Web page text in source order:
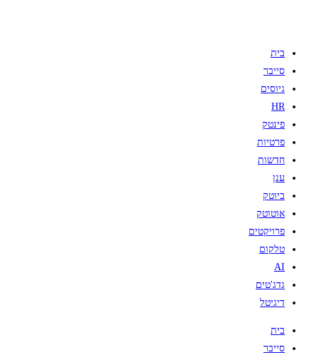
בית
סייבר
גיוסים
HR
פינטק
פרטיות
חדשות
ענן
ביוטק
אוטוטק
פרויקטים
טלקום
AI
גדג'טים
דיגיטל
בית
סייבר